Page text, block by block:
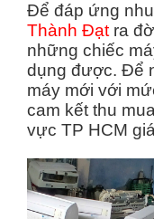
Để đáp ứng
Thành Đạt ra
những chiếc
dụng được. Để
máy mới với
cam kết thu
vực TP HCM